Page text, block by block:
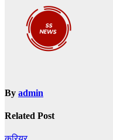
By admin
Related Post